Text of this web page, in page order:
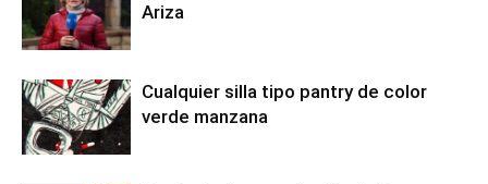
Ariza
Cualquier silla tipo pantry de color
verde manzana